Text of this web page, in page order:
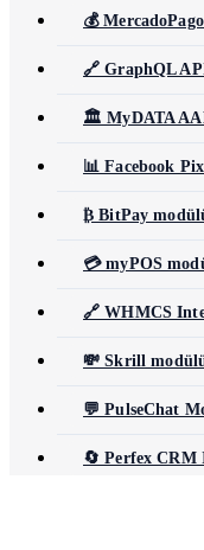
💰
🔗 GraphQL
🏛️ MyDATA
📊 Facebook
₿ BitPay
💳 myPOS
🔗 WHMCS
💸 Skrill
💬 PulseChat
🔄 Perfex